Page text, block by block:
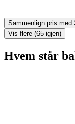
Sammenlign pris med
Vis flere (65 igjen)
Hvem står